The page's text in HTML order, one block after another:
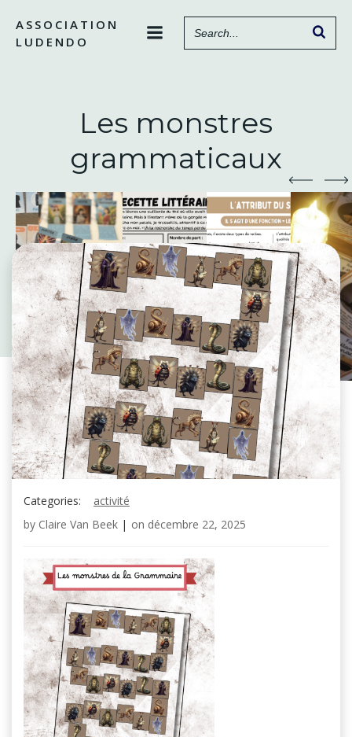
contenu
ASSOCIATION
LUDENDO
Les monstres
grammaticaux
Categories:
activité
by Claire Van Beek | on décembre 22, 2025